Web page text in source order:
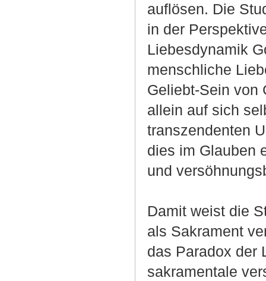
auflösen. Die
in der
Liebesdynamik
menschliche
Geliebt-Sein von
allein auf sich
transzendenten
dies im Glauben
und
Damit weist die
als Sakrament
das Paradox der
sakramentale